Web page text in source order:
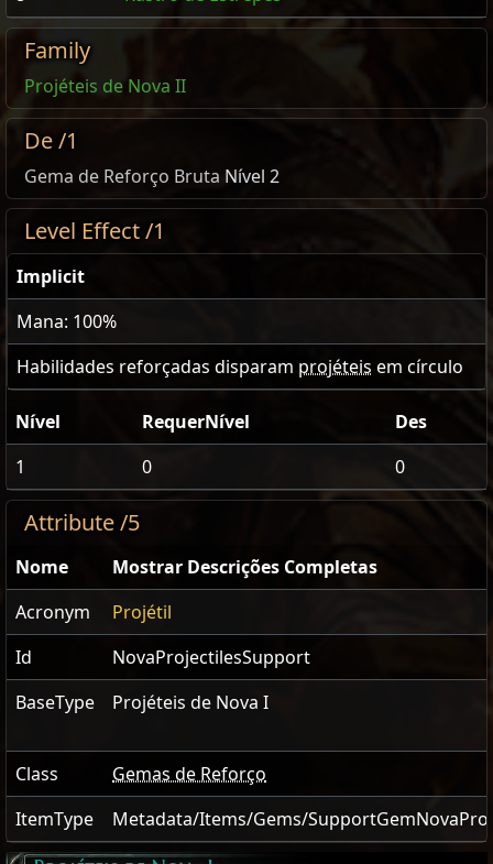
Family
Projéteis de Nova II
De /1
Gema de Reforço Bruta Nível 2
Level Effect /1
Implicit
Mana: 100%
Habilidades reforçadas disparam projéteis em círculo
Nível RequerNível
Des
1
0 0
Attribute /5
Nome
Mostrar Descrições Completas
Acronym
Projétil
Id
NovaProjectilesSupport
BaseType
Projéteis de Nova I
Class
Gemas de Reforço
ItemType
Metadata/Items/Gems/